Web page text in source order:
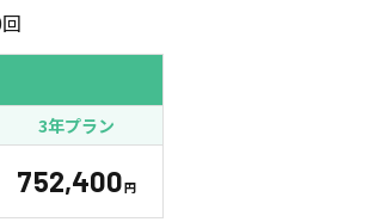
回
3年プラン
752,400円